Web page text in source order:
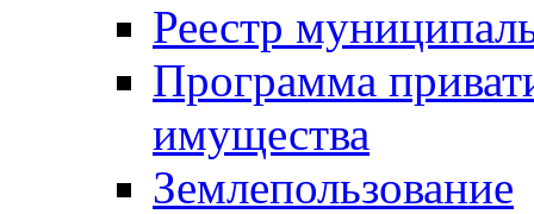
Реестр
Программа
имущества
Землепользование